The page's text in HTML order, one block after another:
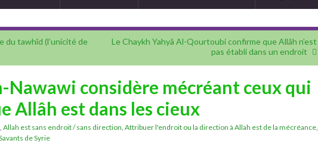
du tawhîd (l’unicité de
Le Chaykh Yahyâ Al-Qourtoubi confirme que Allâh n’est
pas établi dans un endroit
Nawawi considère mécréant ceux qui
Allâh est dans les cieux
, Allah est sans endroit / sans direction, Attribuer l'endroit ou la direction à Allah est de la mécréance,
de Syrie